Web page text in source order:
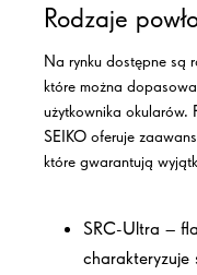
Rodzaje
Na rynku dostępne są
które można
użytkownika okularów.
SEIKO oferuje
które gwarantują
SRC-Ultra –
charakteryzuje